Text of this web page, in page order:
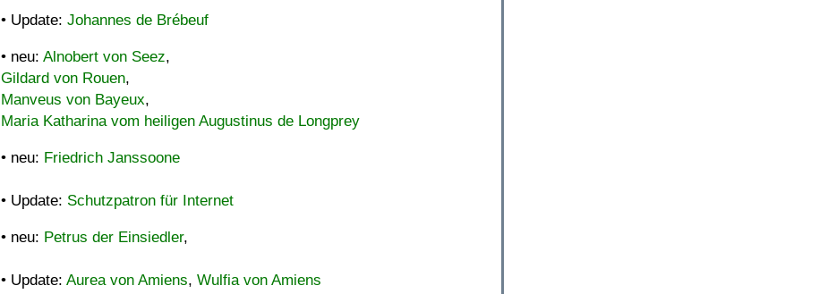
• Update: Johannes de Brébeuf
• neu: Alnobert von Seez,
Gildard von Rouen,
Manveus von Bayeux,
Maria Katharina vom heiligen Augustinus de Longprey
• neu: Friedrich Janssoone
• Update: Schutzpatron für Internet
• neu: Petrus der Einsiedler,
• Update: Aurea von Amiens, Wulfia von Amiens